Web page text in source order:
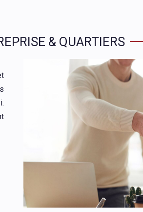
& QUARTIERS